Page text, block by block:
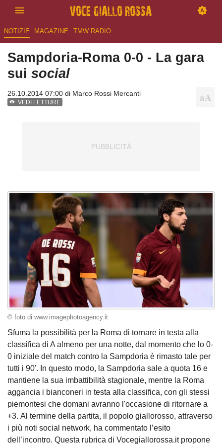
NOTIZIE MAGAZINE TMW RADIO
Sampdoria-Roma 0-0 - La gara
sui social
26.10.2014 07:00 di Marco Rossi Mercanti
VEDI LETTURE
© foto di www.imagephotoagency.it
Sfuma la possibilità per la Roma di tornare in testa alla
classifica di A almeno per una notte, dal momento che lo 0-
0 iniziale del match contro la Sampdoria è rimasto tale per
tutti i 90'. In questo modo, la Sampdoria sale a quota 16 e
mantiene la sua imbattibilità stagionale, mentre la Roma
aggancia i bianconeri in testa alla classifica, con gli stessi
piemontesi che domani avranno l'occasione di ritornare a
+3. Al termine della partita, il popolo giallorosso, attraverso
i più noti social network, ha commentato l’esito
dell’incontro. Questa rubrica di Vocegiallorossa.it propone